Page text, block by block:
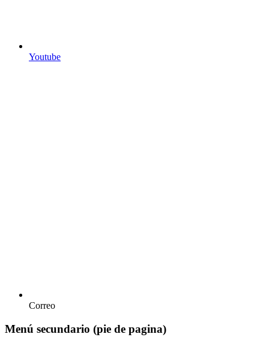
Youtube
Correo
Menú secundario (pie de pagina)